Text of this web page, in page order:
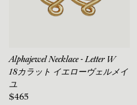
Alphajewel Necklace - Letter W
18カラット イエローヴェルメイ
ユ
$465